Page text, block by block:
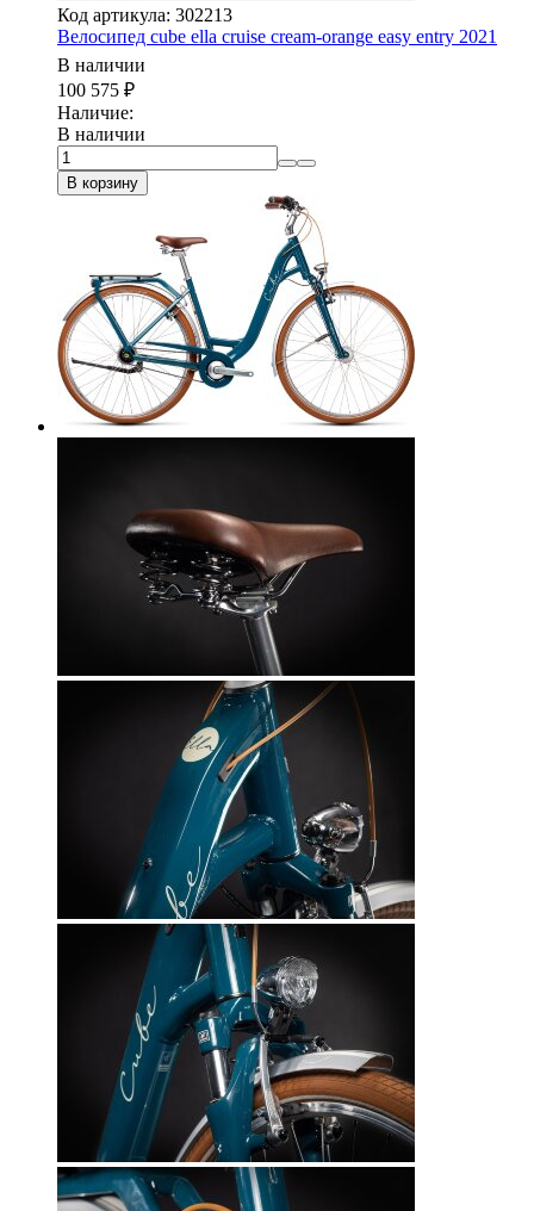
Код артикула: 302213
Велосипед cube ella cruise cream-orange easy entry 2021
В наличии
100 575 ₽
Наличие:
В наличии
В корзину